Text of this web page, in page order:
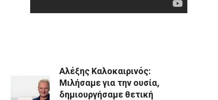
Αλέξης Καλοκαιρινός:
Μιλήσαμε για την ουσία,
δημιουργήσαμε θετική